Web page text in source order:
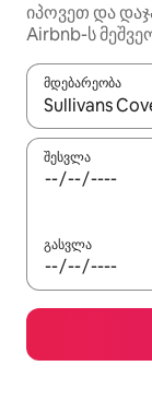
იპოვეთ და
Airbnb-ს
მდებარეობა
როცა
შესვლა
გასვლა